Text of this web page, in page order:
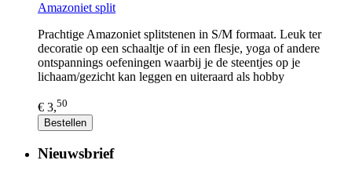
Amazoniet split
Prachtige Amazoniet splitstenen in S/M formaat. Leuk ter
decoratie op een schaaltje of in een flesje, yoga of andere
ontspannings oefeningen waarbij je de steentjes op je
lichaam/gezicht kan leggen en uiteraard als hobby
€ 3,50
Bestellen
Nieuwsbrief